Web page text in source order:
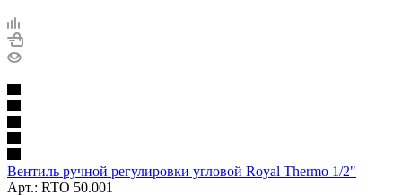
Вентиль ручной регулировки угловой Royal Thermo 1/2"
Арт.: RTO 50.001